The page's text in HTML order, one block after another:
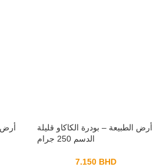
أرض الطبيعة – بودرة الكاكاو قليلة
الدسم 250 جرام
7.150 BHD